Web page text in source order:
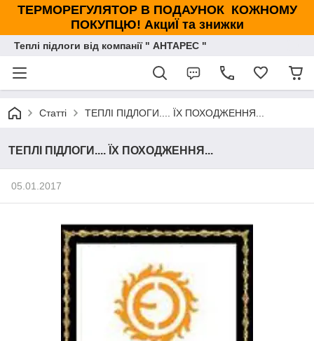
ТЕРМОРЕГУЛЯТОР В ПОДАУНОК КОЖНОМУ
ПОКУПЦЮ! АкциЇ та знижки
Теплі підлоги від компанії " АНТАРЕС "
Статті ТЕПЛІ ПІДЛОГИ.... ЇХ ПОХОДЖЕННЯ...
ТЕПЛІ ПІДЛОГИ.... ЇХ ПОХОДЖЕННЯ...
05.01.2017